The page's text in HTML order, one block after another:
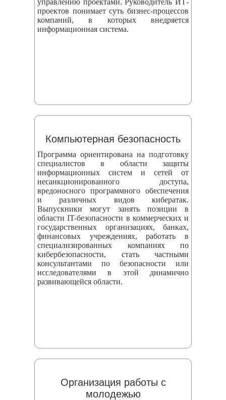
управлению проектами. Руководитель ИТ-
проектов понимает суть бизнес-процессов
компаний, в которых внедряется
информационная система.
Компьютерная безопасность
Программа ориентирована на подготовку
специалистов в области защиты
информационных систем и сетей от
несанкционированного доступа,
вредоносного программного обеспечения
и различных видов кибератак.
Выпускники могут занять позиции в
области IT-безопасности в коммерческих и
государственных организациях, банках,
финансовых учреждениях, работать в
специализированных компаниях по
кибербезопасности, стать частными
консультантами по безопасности или
исследователями в этой динамично
развивающейся области.
Организация работы с
молодежью